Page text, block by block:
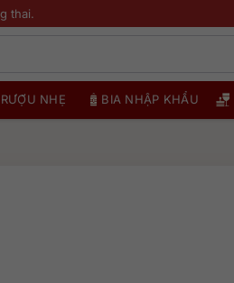
thai.
RƯỢU NHẸ BIA NHẬP KHẨU